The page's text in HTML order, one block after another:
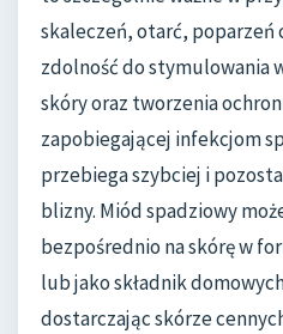
skaleczeń, otarć, poparzeń
zdolność do stymulowania
skóry oraz tworzenia
zapobiegającej infekcjom
przebiega szybciej i
blizny. Miód spadziowy
bezpośrednio na skórę w
lub jako składnik
dostarczając skórze